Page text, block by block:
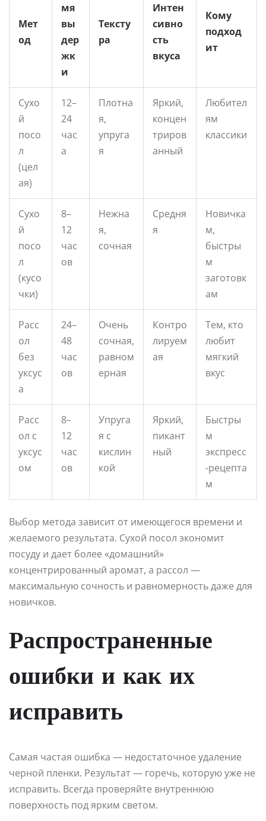
Мет
од
мя
вы
дер
жк
и
Тексту
ра
Интен
сивно
сть
вкуса
Кому
подход
ит
Сухо
й
посо
л
(цел
ая)
12–
24
час
а
Плотна
я,
упруга
я
Яркий,
концен
триров
анный
Любител
ям
классики
Сухо
й
посо
л
(кусо
чки)
8–
12
час
ов
Нежна
я,
сочная
Средня
я
Новичка
м,
быстры
м
заготовк
ам
Расс
ол
без
уксус
а
24–
48
час
ов
Очень
сочная,
равном
ерная
Контро
лируем
ая
Тем, кто
любит
мягкий
вкус
Расс
ол с
уксус
ом
8–
12
час
ов
Упруга
я с
кислин
кой
Яркий,
пикант
ный
Быстры
м
экспресс
-рецепта
м
Выбор метода зависит от имеющегося времени и
желаемого результата. Сухой посол экономит
посуду и дает более «домашний»
концентрированный аромат, а рассол —
максимальную сочность и равномерность даже для
новичков.
Распространенные
ошибки и как их
исправить
Самая частая ошибка — недостаточное удаление
черной пленки. Результат — горечь, которую уже не
исправить. Всегда проверяйте внутреннюю
поверхность под ярким светом.